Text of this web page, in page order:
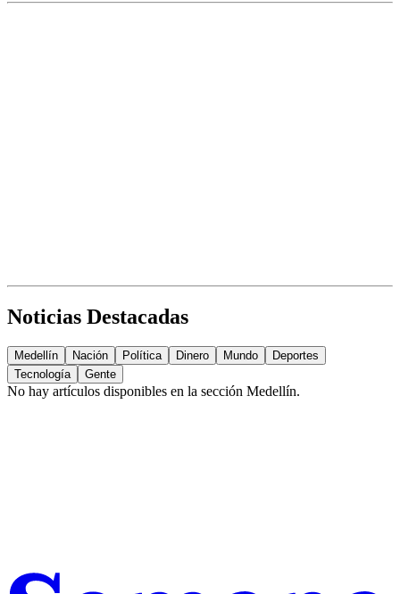
Noticias Destacadas
Medellín Nación Política Dinero Mundo
Deportes
Tecnología
Gente
No hay artículos disponibles en la sección Medellín.